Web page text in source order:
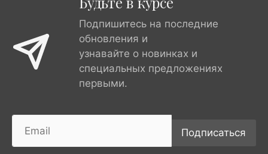
Подпишитесь на последние
обновления и
узнавайте о новинках и
специальных предложениях
первыми.
Подписаться